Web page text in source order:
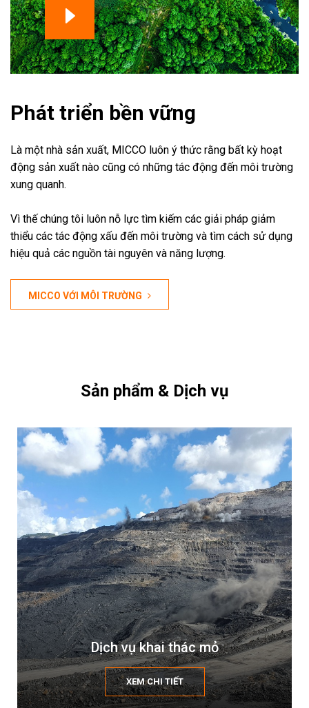
Phát triển bền vững
Là một nhà sản xuất, MICCO luôn ý thức rằng bất kỳ hoạt
động sản xuất nào cũng có những tác động đến môi trường
xung quanh.
Vì thế chúng tôi luôn nỗ lực tìm kiếm các giải pháp giảm
thiểu các tác động xấu đến môi trường và tìm cách sử dụng
hiệu quả các nguồn tài nguyên và năng lượng.
MICCO VỚI MÔI TRƯỜNG
Sản phẩm & Dịch vụ
Dịch vụ khai thác mỏ
XEM CHI TIẾT